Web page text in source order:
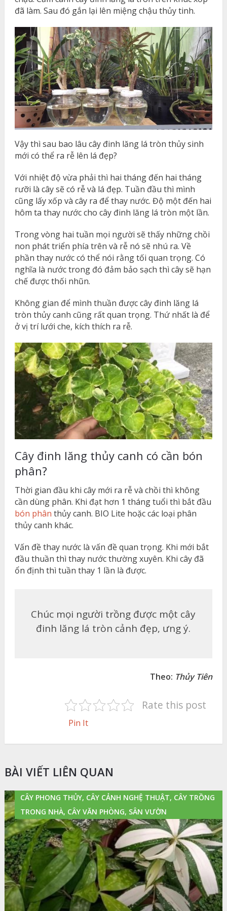
đã làm. Sau đó gắn lại lên miệng chậu thủy tinh.
Vậy thì sau bao lâu cây đinh lăng lá tròn thủy sinh
mới có thể ra rễ lên lá đẹp?
Với nhiệt độ vừa phải thì hai tháng đến hai tháng
rưỡi là cây sẽ có rễ và lá đẹp. Tuần đầu thì mình
cũng lấy xốp và cây ra để thay nước. Độ một đến hai
hôm ta thay nước cho cây đinh lăng lá tròn một lần.
Trong vòng hai tuần mọi người sẽ thấy những chồi
non phát triển phía trên và rễ nó sẽ nhú ra. Về
phần thay nước có thể nói rằng tối quan trọng. Có
nghĩa là nước trong đó đảm bảo sạch thì cây sẽ hạn
chế được thối nhũn.
Không gian để mình thuần được cây đinh lăng lá
tròn thủy canh cũng rất quan trọng. Thứ nhất là để
ở vị trí lưới che, kích thích ra rễ.
Cây đinh lăng thủy canh có cần bón
phân?
Thời gian đầu khi cây mới ra rễ và chồi thì không
cần dùng phân. Khi đạt hơn 1 tháng tuổi thì bắt đầu
bón phân thủy canh. BIO Lite hoặc các loại phân
thủy canh khác.
Vấn đề thay nước là vấn đề quan trọng. Khi mới bắt
đầu thuần thì thay nước thường xuyên. Khi cây đã
ổn định thì tuần thay 1 lần là được.
Chúc mọi người trồng được một cây
đinh lăng lá tròn cảnh đẹp, ưng ý.
Theo: Thủy Tiên
Rate this post
Pin It
BÀI VIẾT LIÊN QUAN
CÂY PHONG THỦY, CÂY CẢNH NGHỆ THUẬT, CÂY TRỒNG
TRONG NHÀ, CÂY VĂN PHÒNG, SÂN VƯỜN